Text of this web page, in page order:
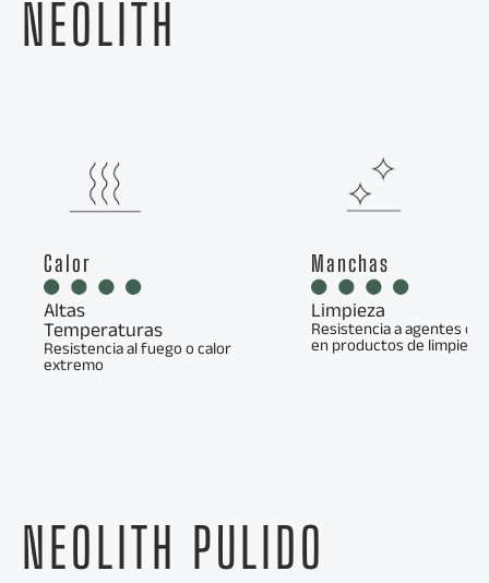
NEOLITH
Calor
Altas
Temperaturas
Resistencia al fuego o calor
extremo
Manchas
Limpieza
Resistencia a agentes
en productos de limpieza
NEOLITH PULIDO